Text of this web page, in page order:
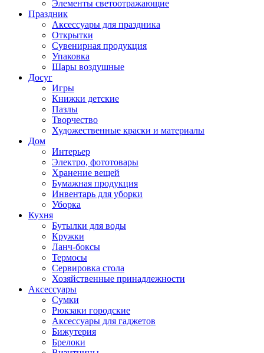
Элементы светоотражающие
Праздник
Аксессуары для праздника
Открытки
Сувенирная продукция
Упаковка
Шары воздушные
Досуг
Игры
Книжки детские
Пазлы
Творчество
Художественные краски и материалы
Дом
Интерьер
Электро, фототовары
Хранение вещей
Бумажная продукция
Инвентарь для уборки
Уборка
Кухня
Бутылки для воды
Кружки
Ланч-боксы
Термосы
Сервировка стола
Хозяйственные принадлежности
Аксессуары
Сумки
Рюкзаки городские
Аксессуары для гаджетов
Бижутерия
Брелоки